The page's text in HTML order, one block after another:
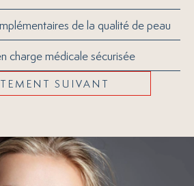
de la qualité de peau
charge médicale sécurisée
SUIVANT